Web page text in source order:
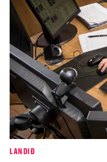
LANDIÐ